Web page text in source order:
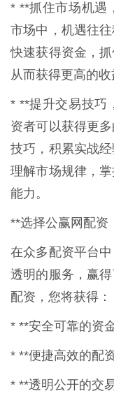
* **抓住市场机遇
市场中，机遇往
快速获得资金，
从而获得更高的收
* **提升交易技巧
资者可以获得更
技巧，积累实战
理解市场规律，
能力。
**选择公赢网配资
在众多配资平台
透明的服务，赢
配资，您将获得：
* **安全可靠的资
* **便捷高效的配
* **透明公开的交